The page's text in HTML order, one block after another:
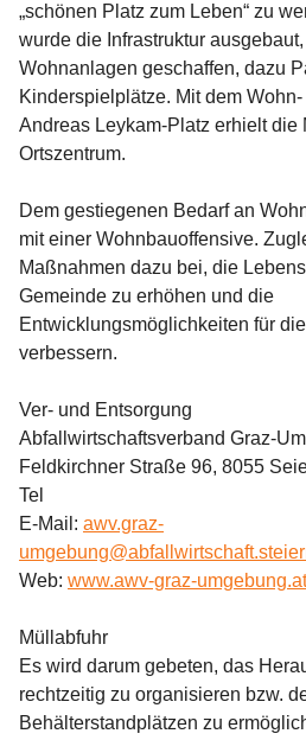
„schönen Platz zum Leben“ zu
wurde die Infrastruktur
Wohnanlagen geschaffen, dazu
Kinderspielplätze. Mit dem
Andreas Leykam-Platz erhielt die
Ortszentrum.
Dem gestiegenen Bedarf an
mit einer Wohnbauoffensive.
Maßnahmen dazu bei, die
Gemeinde zu erhöhen und die
Entwicklungsmöglichkeiten für
verbessern.
Ver- und Entsorgung
Abfallwirtschaftsverband Graz-
Feldkirchner Straße 96, 8055
Tel
E-Mail: awv.graz-
Web: www.awv-graz-umgebung.at
Müllabfuhr
Es wird darum gebeten, das
rechtzeitig zu organisieren bzw.
Behälterstandplätzen zu